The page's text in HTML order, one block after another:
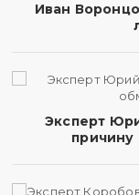
Иван
Эксперт
причину